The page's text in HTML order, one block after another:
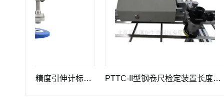
GWB-200JA型高精度引伸计标定仪长度计量器具 PTTC-II型钢卷尺检定装置长度计量仪器